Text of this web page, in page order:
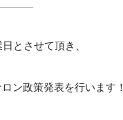
とさせて頂き、
ン政策発表を行います！